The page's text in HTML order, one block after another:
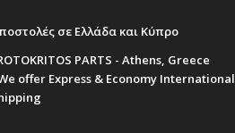
σε Ελλάδα και Κύπρο
PARTS - Athens, Greece
offer Express & Economy International